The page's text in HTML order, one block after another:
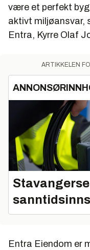
være et perfekt
aktivt miljøansvar,
Entra, Kyrre Olaf
ARTIKKELEN
Entra Eiendom er